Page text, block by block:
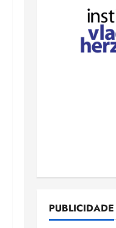
PUBLICIDADE